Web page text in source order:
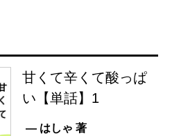
甘くて辛くて酸っぱ
い【単話】1
— はしゃ 著